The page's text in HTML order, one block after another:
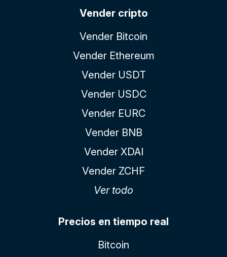
Vender cripto
Vender Bitcoin
Vender Ethereum
Vender USDT
Vender USDC
Vender EURC
Vender BNB
Vender XDAI
Vender ZCHF
Ver todo
Precios en tiempo real
Bitcoin